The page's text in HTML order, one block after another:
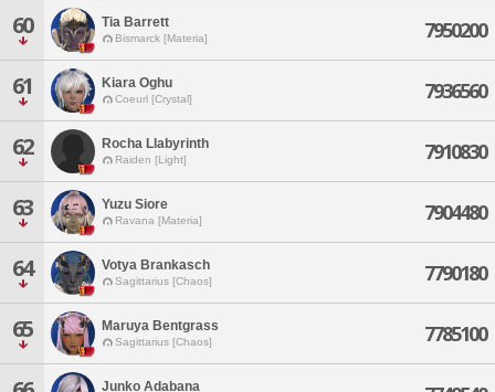
60 Tia Barrett
Bismarck [Materia] 7950200
61 Kiara Oghu
Coeurl [Crystal] 7936560
62 Rocha Llabyrinth
Raiden [Light] 7910830
63 Yuzu Siore
Ravana [Materia] 7904480
64 Votya Brankasch
Sagittarius [Chaos] 7790180
65 Maruya Bentgrass
Sagittarius [Chaos] 7785100
Junko Adabana